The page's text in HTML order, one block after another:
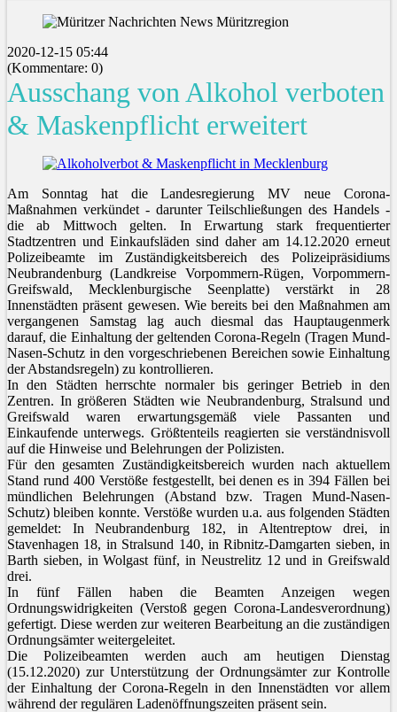
2020-12-15 05:44
(Kommentare: 0)
Ausschang von Alkohol verboten
& Maskenpflicht erweitert
Am Sonntag hat die Landesregierung MV neue Corona-
Maßnahmen verkündet - darunter Teilschließungen des Handels -
die ab Mittwoch gelten. In Erwartung stark frequentierter
Stadtzentren und Einkaufsläden sind daher am 14.12.2020 erneut
Polizeibeamte im Zuständigkeitsbereich des Polizeipräsidiums
Neubrandenburg (Landkreise Vorpommern-Rügen, Vorpommern-
Greifswald, Mecklenburgische Seenplatte) verstärkt in 28
Innenstädten präsent gewesen. Wie bereits bei den Maßnahmen am
vergangenen Samstag lag auch diesmal das Hauptaugenmerk
darauf, die Einhaltung der geltenden Corona-Regeln (Tragen Mund-
Nasen-Schutz in den vorgeschriebenen Bereichen sowie Einhaltung
der Abstandsregeln) zu kontrollieren.
In den Städten herrschte normaler bis geringer Betrieb in den
Zentren. In größeren Städten wie Neubrandenburg, Stralsund und
Greifswald waren erwartungsgemäß viele Passanten und
Einkaufende unterwegs. Größtenteils reagierten sie verständnisvoll
auf die Hinweise und Belehrungen der Polizisten.
Für den gesamten Zuständigkeitsbereich wurden nach aktuellem
Stand rund 400 Verstöße festgestellt, bei denen es in 394 Fällen bei
mündlichen Belehrungen (Abstand bzw. Tragen Mund-Nasen-
Schutz) bleiben konnte. Verstöße wurden u.a. aus folgenden Städten
gemeldet: In Neubrandenburg 182, in Altentreptow drei, in
Stavenhagen 18, in Stralsund 140, in Ribnitz-Damgarten sieben, in
Barth sieben, in Wolgast fünf, in Neustrelitz 12 und in Greifswald
drei.
In fünf Fällen haben die Beamten Anzeigen wegen
Ordnungswidrigkeiten (Verstoß gegen Corona-Landesverordnung)
gefertigt. Diese werden zur weiteren Bearbeitung an die zuständigen
Ordnungsämter weitergeleitet.
Die Polizeibeamten werden auch am heutigen Dienstag
(15.12.2020) zur Unterstützung der Ordnungsämter zur Kontrolle
der Einhaltung der Corona-Regeln in den Innenstädten vor allem
während der regulären Ladenöffnungszeiten präsent sein.